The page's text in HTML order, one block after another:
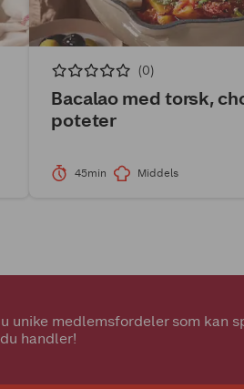
(0)
Bacalao med torsk,
poteter
45min Middels
unike medlemsfordeler som kan
handler!